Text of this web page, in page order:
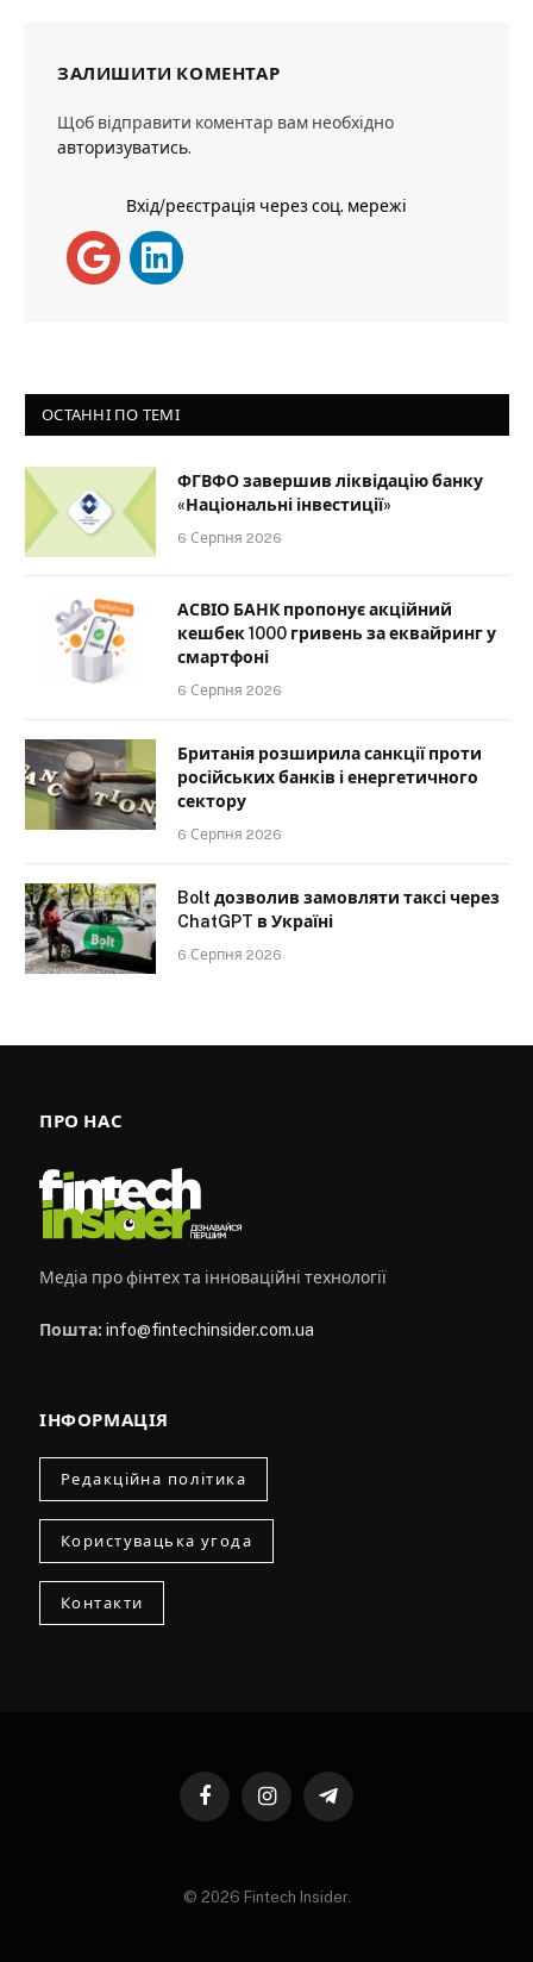
ЗАЛИШИТИ КОМЕНТАР
Щоб відправити коментар вам необхідно
авторизуватись.
Вхід/реєстрація через соц. мережі
ОСТАННІ ПО ТЕМІ
ФГВФО завершив ліквідацію банку
«Національні інвестиції»
6 Серпня 2026
АСВІО БАНК пропонує акційний
кешбек 1000 гривень за еквайринг у
смартфоні
6 Серпня 2026
Британія розширила санкції проти
російських банків і енергетичного
сектору
6 Серпня 2026
Bolt дозволив замовляти таксі через
ChatGPT в Україні
6 Серпня 2026
ПРО НАС
Медіа про фінтех та інноваційні технології
Пошта: info@fintechinsider.com.ua
ІНФОРМАЦІЯ
Редакційна політика
Користувацька угода
Контакти
FacebookInstagramTelegram
© 2026 Fintech Insider.